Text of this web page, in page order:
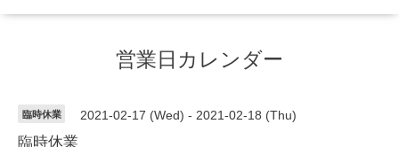
営業日カレンダー
臨時休業 2021-02-17 (Wed) - 2021-02-18 (Thu)
臨時休業